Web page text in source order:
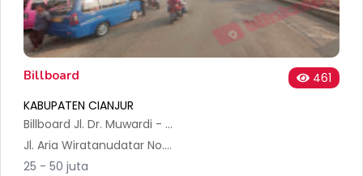
Billboard
461
KABUPATEN CIANJUR
Billboard Jl. Dr. Muwardi - Centuri A
Jl. Aria Wiratanudatar No.7, Muka, Kec. Cianjur, Kabupaten Cianjur, Jawa Barat 43281, Indonesia
25 - 50 juta